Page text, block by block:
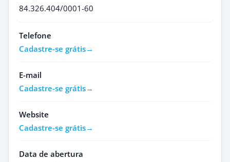
84.326.404/0001-60
Telefone
Cadastre-se grátis
E-mail
Cadastre-se grátis
Website
Cadastre-se grátis
Data de abertura